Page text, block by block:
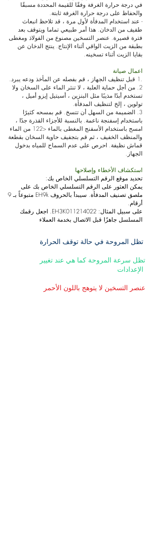
في درجة حرارة الغرفة وفقًا للقيمة المحددة مسبقًا
والحفاظ على درجة حرارة الغرفة ثابتة.
- عند استخدام المدفأة لأول مرة ، قد تلاحظ انبعاث
طفيف من الدخان. هذا أمر طبيعي تماما ويتوقف بعد
فترة قصيرة. عنصر التسخين مصنوع من الفولاذ ومغطى
بطبقة من الزيت الواقي أثناء الإنتاج. ينتج الدخان عن
بقايا الزيت أثناء تسخينه.
اعمال صيانة
.1 ﻗﺒﻞ ﺗﻨﻈﻴﻒ اﻟﺠﻬﺎز ، ﻗﻢ ﺑﻔﺼﻠﻪ ﻋﻦ اﻟﻤﺄﺧﺬ ودﻋﻪ ﻳﺒﺮد.
2. من أجل حماية العلبة ، لا تنثر الماء على السخان ولا
تستخدم أبدًا مذيبًا مثل البنزين ، أسيتيل إيزو أميل ،
تولوين ، إلخ لتنظيف المدفأة.
3. الضميمة من السهل أن تتسخ. قم بمسحه كثيرًا
باستخدام إسفنجة ناعمة. ﺑﺎﻟﻨﺴﺒﺔ ﻟﻸﺟﺰاء اﻟﻘﺬرة ﺟﺪًا ،
اﻣﺴﺢ ﺑﺎﺳﺘﺨﺪام اﻷﺳﻔﻨﺞ اﻟﻤﻐﻄﻰ ﺑﺎﻟﻤﺎء <122 ﻣﻦ اﻟﻤﺎء
واﻟﻤﻨﻈﻒ اﻟﺨﻔﻴﻒ ، ﺛﻢ ﻗﻢ ﺑﺘﺠﻔﻴﻒ ﺣﺎوﻳﺔ اﻟﺴﺨﺎن ﺑﻘﻄﻌﺔ
ﻗﻤﺎش ﻧﻈﻴﻔﺔ. احرص على عدم السماح للمياه بدخول
الجهاز.
استكشاف الأخطاء وإصلاحها
تحديد موقع الرقم التسلسلي الخاص بك:
يمكن العثور على الرقم التسلسلي الخاص بك على
ملصق تصنيف المدفأة. سيبدأ بالحروف EH9k متبوعاً بـ 9
أرقام.
على سبيل المثال: EH3K011214022. اجعل رقمك
المسلسل جاهزًا قبل الاتصال بخدمة العملاء
تظل سرعة المروحة كما هي عند تغيير
عنصر التسخين لا يتوهج باللون الأحمر